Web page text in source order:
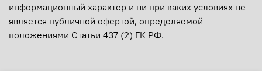
информационный характер и ни при каких условиях не
является публичной офертой, определяемой
положениями Статьи 437 (2) ГК РФ.